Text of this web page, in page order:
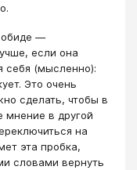
обиде —
если она
себя (мысленно):
Это очень
сделать, чтобы в
в другой
на
эта пробка,
словами вернуть